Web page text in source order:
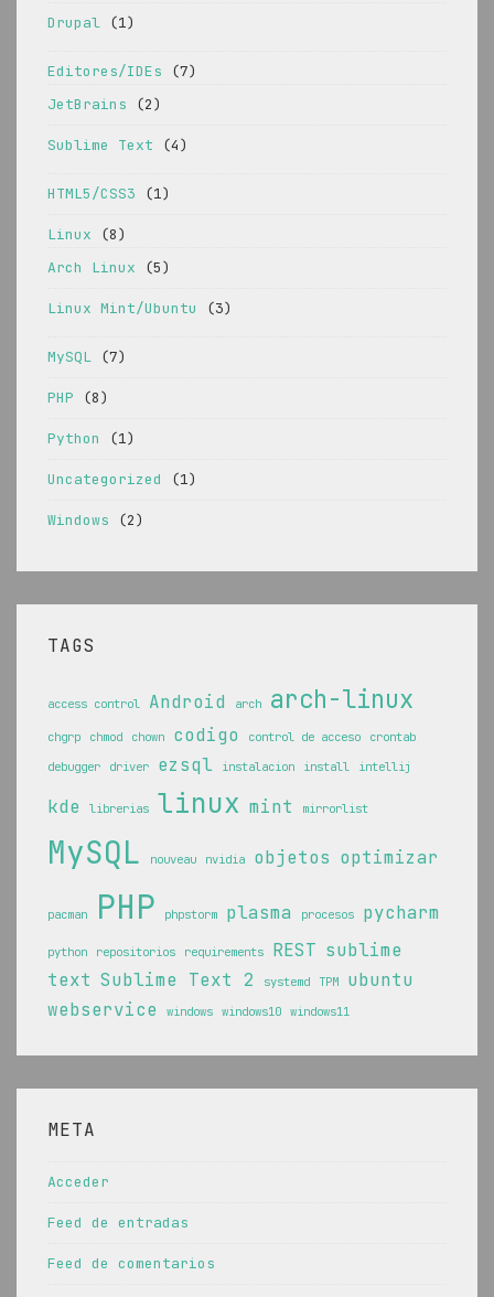
Drupal (1)
Editores/IDEs (7)
JetBrains (2)
Sublime Text (4)
HTML5/CSS3 (1)
Linux (8)
Arch Linux (5)
Linux Mint/Ubuntu (3)
MySQL (7)
PHP (8)
Python (1)
Uncategorized (1)
Windows (2)
TAGS
access control Android arch arch-linux
chgrp chmod chown codigo control de acceso
crontab
debugger
driver ezsql instalacion install intellij
kde librerias linux mint mirrorlist
MySQL nouveau nvidia objetos optimizar
pacman PHP phpstorm plasma procesos pycharm
python repositorios requirements REST sublime
text Sublime Text 2 systemd TPM
ubuntu
webservice
windows windows10 windows11
META
Acceder
Feed de entradas
Feed de comentarios